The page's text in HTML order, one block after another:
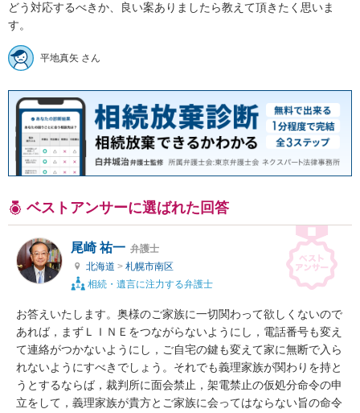
どう対応するべきか、良い案ありましたら教えて頂きたく思いま
す。
平地真矢 さん
ベストアンサーに選ばれた回答
尾崎 祐一 弁護士
北海道 > 札幌市南区
相続・遺言に注力する弁護士
お答えいたします。奥様のご家族に一切関わって欲しくないので
あれば，まずＬＩＮＥをつながらないようにし，電話番号も変え
て連絡がつかないようにし，ご自宅の鍵も変えて家に無断で入ら
れないようにすべきでしょう。それでも義理家族が関わりを持と
うとするならば，裁判所に面会禁止，架電禁止の仮処分命令の申
立をして，義理家族が貴方とご家族に会ってはならない旨の命令